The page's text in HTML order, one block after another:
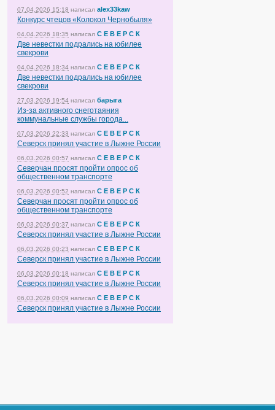
07.04.2026 15:18 написал alex33kaw
Конкурс чтецов «Колокол Чернобыля»
04.04.2026 18:35 написал С Е В Е Р С К
Две невестки подрались на юбилее
свекрови
04.04.2026 18:34 написал С Е В Е Р С К
Две невестки подрались на юбилее
свекрови
27.03.2026 19:54 написал барыга
Из-за активного снеготаяния
коммунальные службы города...
07.03.2026 22:33 написал С Е В Е Р С К
Северск принял участие в Лыжне России
06.03.2026 00:57 написал С Е В Е Р С К
Северчан просят пройти опрос об
общественном транспорте
06.03.2026 00:52 написал С Е В Е Р С К
Северчан просят пройти опрос об
общественном транспорте
06.03.2026 00:37 написал С Е В Е Р С К
Северск принял участие в Лыжне России
06.03.2026 00:23 написал С Е В Е Р С К
Северск принял участие в Лыжне России
06.03.2026 00:18 написал С Е В Е Р С К
Северск принял участие в Лыжне России
06.03.2026 00:09 написал С Е В Е Р С К
Северск принял участие в Лыжне России